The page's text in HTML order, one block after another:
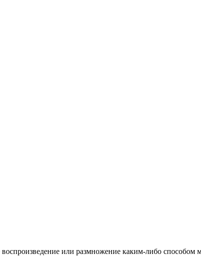
или размножение каким-либо способом